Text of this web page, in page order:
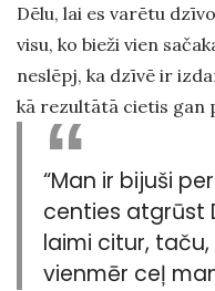
Dēlu, lai es varētu
visu, ko bieži vien
neslēpj, ka dzīvē ir
kā rezultātā cietis gan
“Man ir bijuši
centies atgrūst
laimi citur, taču,
vienmēr ceļ